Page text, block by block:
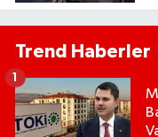
Trend Haberler
1